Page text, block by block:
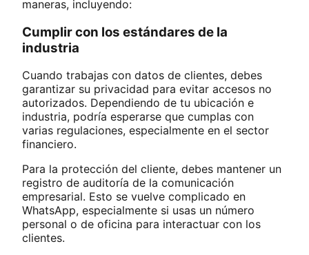
maneras, incluyendo:
Cumplir con los estándares de la
industria
Cuando trabajas con datos de clientes, debes
garantizar su privacidad para evitar accesos no
autorizados. Dependiendo de tu ubicación e
industria, podría esperarse que cumplas con
varias regulaciones, especialmente en el sector
financiero.
Para la protección del cliente, debes mantener un
registro de auditoría de la comunicación
empresarial. Esto se vuelve complicado en
WhatsApp, especialmente si usas un número
personal o de oficina para interactuar con los
clientes.